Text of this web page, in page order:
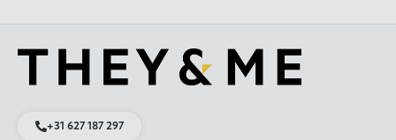
+31 627 187 297